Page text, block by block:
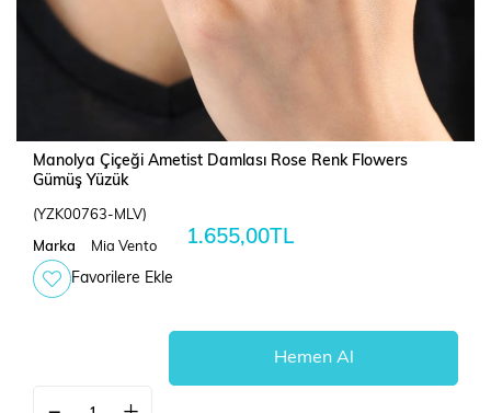
Manolya Çiçeği Ametist Damlası Rose Renk Flowers
Gümüş Yüzük
(YZK00763-MLV)
Marka Mia Vento 1.655,00TL
Favorilere Ekle